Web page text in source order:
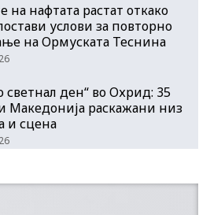
на нафтата растат откако
услови за повторно
на Ормуската Теснина
светнал ден“ во Охрид: 35
Македонија раскажани низ
и сцена